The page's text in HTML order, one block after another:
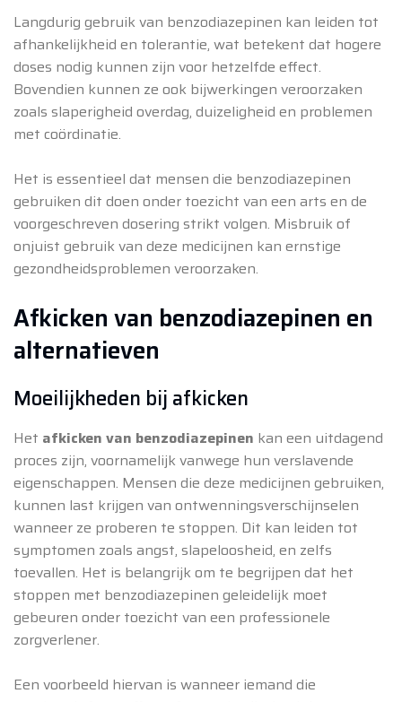
Langdurig gebruik van benzodiazepinen kan leiden tot
afhankelijkheid en tolerantie, wat betekent dat hogere
doses nodig kunnen zijn voor hetzelfde effect.
Bovendien kunnen ze ook bijwerkingen veroorzaken
zoals slaperigheid overdag, duizeligheid en problemen
met coördinatie.
Het is essentieel dat mensen die benzodiazepinen
gebruiken dit doen onder toezicht van een arts en de
voorgeschreven dosering strikt volgen. Misbruik of
onjuist gebruik van deze medicijnen kan ernstige
gezondheidsproblemen veroorzaken.
Afkicken van benzodiazepinen en
alternatieven
Moeilijkheden bij afkicken
Het afkicken van benzodiazepinen kan een uitdagend
proces zijn, voornamelijk vanwege hun verslavende
eigenschappen. Mensen die deze medicijnen gebruiken,
kunnen last krijgen van ontwenningsverschijnselen
wanneer ze proberen te stoppen. Dit kan leiden tot
symptomen zoals angst, slapeloosheid, en zelfs
toevallen. Het is belangrijk om te begrijpen dat het
stoppen met benzodiazepinen geleidelijk moet
gebeuren onder toezicht van een professionele
zorgverlener.
Een voorbeeld hiervan is wanneer iemand die